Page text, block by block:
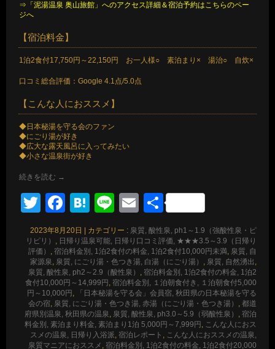
⇒「泥湯温泉 奥山旅館」へのアクセス詳細＆宿泊予約はこちらのペー
ジへ
【宿泊料金】
1泊2食付17,750円～22,150円 お一人様○ 素泊まり× 湯治○ 自炊×
口コミ総合評価：Google 4.1点/5.0点
【こんな人におススメ】
◆日本秘湯を守る会のファン
◆にごり湯が好き
◆広大な露天風呂に入ってみたい
◆小さな温泉街が好き
続きを読む →
TwitterFacebook
Hatena
LineEmail
共
有
2023年8月20日 カテゴリー : 泉質, 酸性泉, ph1～1.9（強酸性泉・ピ
リピリ） , 日帰り温泉可能, 日帰り口コミ評価, ★★★3.5～3.9（日帰り
評価） , 宿泊料金別, 1泊2食付の料金, 1泊2食付10,000円未満, 泉質, 自
家源泉, 泉質, にごり湯・色つき湯, 白湯（にごり湯） , 泉質, 自然湧出 ,
泉質, 酸性泉, ph2～2.9（酸性泉） , 宿泊料金別, 1泊2食付の料金, 1泊2
食付10,000円～14,999円 , 宿泊料金別, １泊朝食付き, １泊朝食付5,000
円～10,000円 ,
「日本秘湯を守る会」会員宿, 秋田県の日本秘湯を守る
会の宿, 泉質, にごり湯・色つき湯, 赤湯（にごり湯・色つき湯） , 都道
府県別温泉, 秋田県の温泉, 泉質, 酸性泉, ph3.0～5.9（弱酸性泉） , 宿泊
料金別, 素泊まり料金, 素泊まり1泊 5,000円～7,999円 , こんな人におス
スメの温泉, 日帰り入浴派, 宿泊レポート , こんな人におススメの温泉,
泉質マニアにおススメ , 宿泊料金別, 1泊2食付の料金, 1泊2食付20,000